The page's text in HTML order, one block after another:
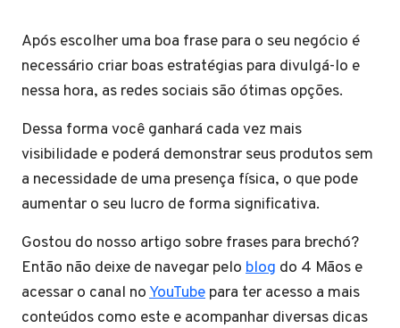
Após escolher uma boa frase para o seu negócio é
necessário criar boas estratégias para divulgá-lo e
nessa hora, as redes sociais são ótimas opções.
Dessa forma você ganhará cada vez mais
visibilidade e poderá demonstrar seus produtos sem
a necessidade de uma presença física, o que pode
aumentar o seu lucro de forma significativa.
Gostou do nosso artigo sobre frases para brechó?
Então não deixe de navegar pelo blog do 4 Mãos e
acessar o canal noYouTube para ter acesso a mais
conteúdos como este e acompanhar diversas dicas